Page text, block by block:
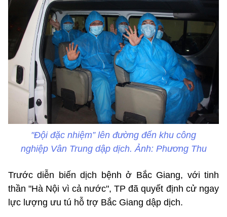
"Đội đặc nhiệm” lên đường đến khu công
nghiệp Vân Trung dập dịch. Ảnh: Phương Thu
Trước diễn biến dịch bệnh ở Bắc Giang, với tinh
thần "Hà Nội vì cả nước", TP đã quyết định cử ngay
lực lượng ưu tú hỗ trợ Bắc Giang dập dịch.